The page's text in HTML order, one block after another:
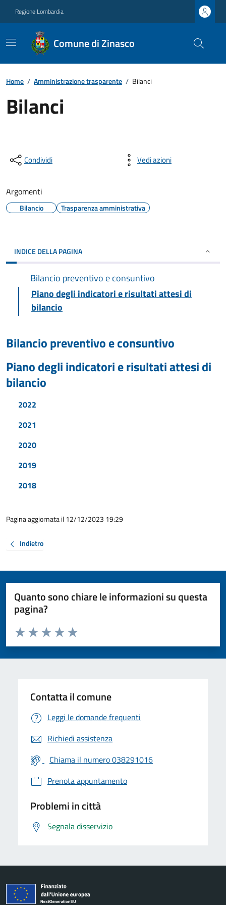
Regione Lombardia
Comune di Zinasco
Home / Amministrazione trasparente / Bilanci
Bilanci
Condividi Vedi azioni
Argomenti
Bilancio Trasparenza amministrativa
INDICE DELLA PAGINA
Bilancio preventivo e consuntivo
Piano degli indicatori e risultati attesi di
bilancio
Bilancio preventivo e consuntivo
Piano degli indicatori e risultati attesi di
bilancio
2022
2021
2020
2019
2018
Pagina aggiornata il 12/12/2023 19:29
Indietro
Quanto sono chiare le informazioni su questa
pagina?
Valuta da 1 a 5 stelle la pagina
Valuta 5 stelle su 5
Valuta 4 stelle su 5
Valuta 3 stelle su 5
Valuta 2 stelle su 5
Valuta 1 stelle su 5
Contatta il comune
Leggi le domande frequenti
Richiedi assistenza
Chiama il numero 038291016
Prenota appuntamento
Problemi in città
Segnala disservizio